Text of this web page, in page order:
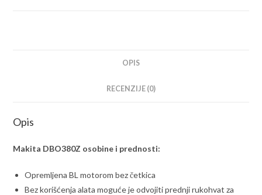
OPIS
RECENZIJE (0)
Opis
Makita DBO380Z osobine i prednosti:
Opremljena BL motorom bez četkica
Bez korišćenja alata moguće je odvojiti prednji rukohvat za